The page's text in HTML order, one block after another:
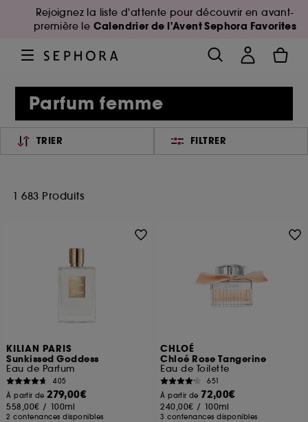
Rejoignez la liste d'attente pour découvrir en avant-
première le Calendrier de l'Avent Sephora Favorites
Parfum femme
TRIER FILTRER
1 683 Produits
KILIAN PARIS
Sunkissed Goddess
Eau de Parfum
405
À partir de279,00€
558,00€ / 100ml
2 contenances disponibles
CHLOÉ
Chloé Rose Tangerine
Eau de Toilette
651
À partir de 72,00€
240,00€ / 100ml
3 contenances disponibles